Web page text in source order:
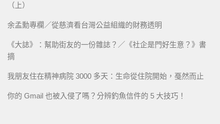
（上）
余孟勳專欄／從慈濟看台灣公益組織的財務透明
《大誌》：幫助街友的一份雜誌？／《社企是門好生意？》書
摘
我朋友住在精神病院 3000 多天：生命從住院開始，戞然而止
你的 Gmail 也被入侵了嗎？分辨釣魚信件的 5 大技巧！